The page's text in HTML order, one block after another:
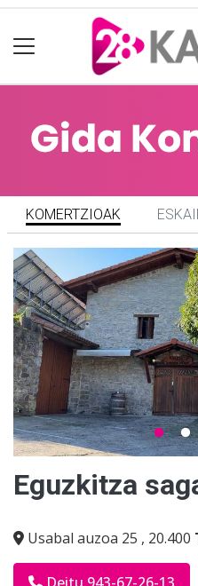
KOMERTZIOAK
Eguzkitza
Usabal auzoa 25 , 20.400